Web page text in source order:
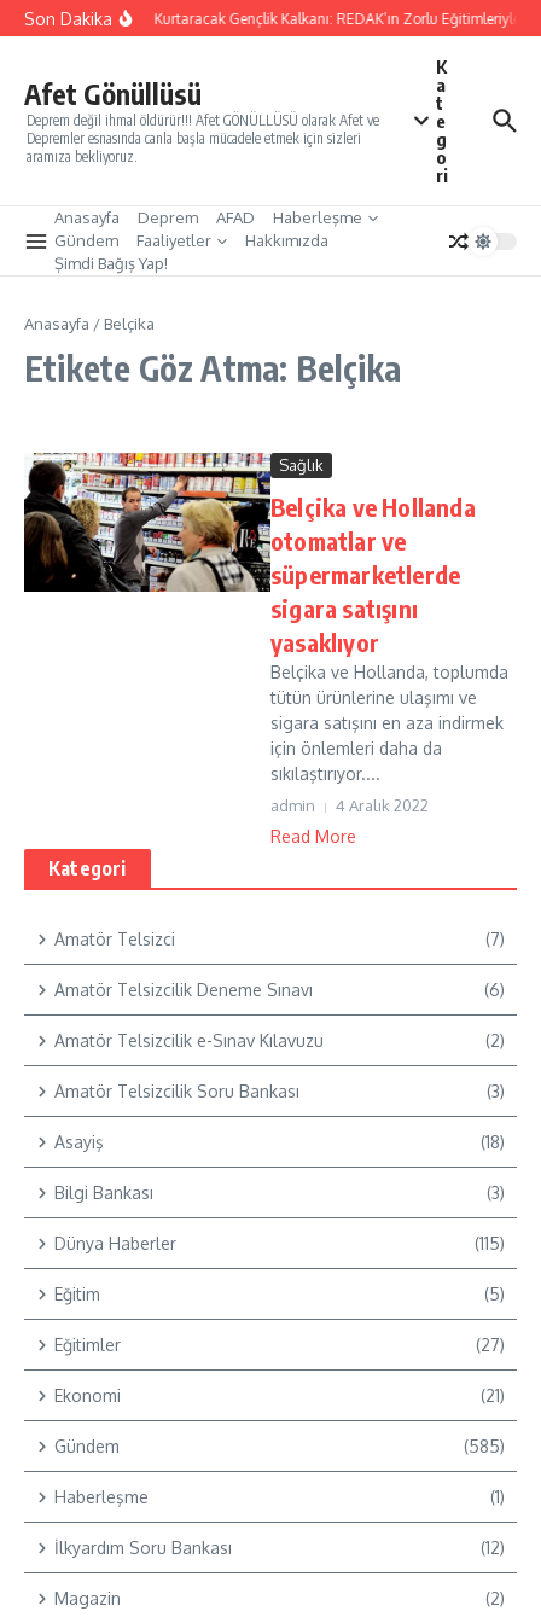
İçeriğe atla
Son DakikaYarınları Kurtaracak Gençlik Kalkanı: REDAK’ın Zorlu Eğitimleriyle
Afet Gönüllüsü
Deprem değil ihmal öldürür!!! Afet GÖNÜLLÜSÜ olarak Afet ve
Depremler esnasında canla başla mücadele etmek için sizleri
aramıza bekliyoruz.
K
a
t
e
g
o
ri
Anasayfa Deprem AFAD
Haberleşme
Gündem
Faaliyetler
Hakkımızda
Şimdi Bağış Yap!
Anasayfa / Belçika
Etikete Göz Atma: Belçika
Sağlık
Belçika ve Hollanda
otomatlar ve
süpermarketlerde
sigara satışını
yasaklıyor
Belçika ve Hollanda, toplumda
tütün ürünlerine ulaşımı ve
sigara satışını en aza indirmek
için önlemleri daha da
sıkılaştırıyor....
admin 4 Aralık 2022
Read More
Kategori
Amatör Telsizci (7)
Amatör Telsizcilik Deneme Sınavı (6)
Amatör Telsizcilik e-Sınav Kılavuzu (2)
Amatör Telsizcilik Soru Bankası (3)
Asayiş (18)
Bilgi Bankası (3)
Dünya Haberler (115)
Eğitim (5)
Eğitimler (27)
Ekonomi (21)
Gündem (585)
Haberleşme (1)
İlkyardım Soru Bankası (12)
Magazin (2)